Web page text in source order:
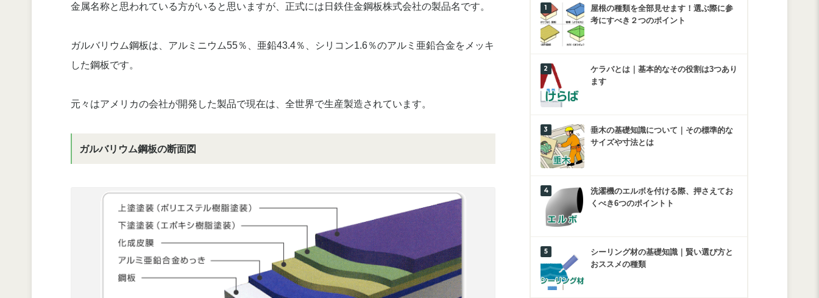
金属名称と思われている方がいると思いますが、正式には日鉄住金鋼板株式会社の製品名です。
ガルバリウム鋼板は、アルミニウム55％、亜鉛43.4％、シリコン1.6％のアルミ亜鉛合金をメッキ
した鋼板です。
元々はアメリカの会社が開発した製品で現在は、全世界で生産製造されています。
ガルバリウム鋼板の断面図
屋根の種類を全部見せます！選ぶ際に参
考にすべき２つのポイント
ケラバとは｜基本的なその役割は3つあり
ます
垂木の基礎知識について｜その標準的な
サイズや寸法とは
洗濯機のエルボを付ける際、押さえてお
くべき6つのポイントト
シーリング材の基礎知識｜賢い選び方と
おススメの種類